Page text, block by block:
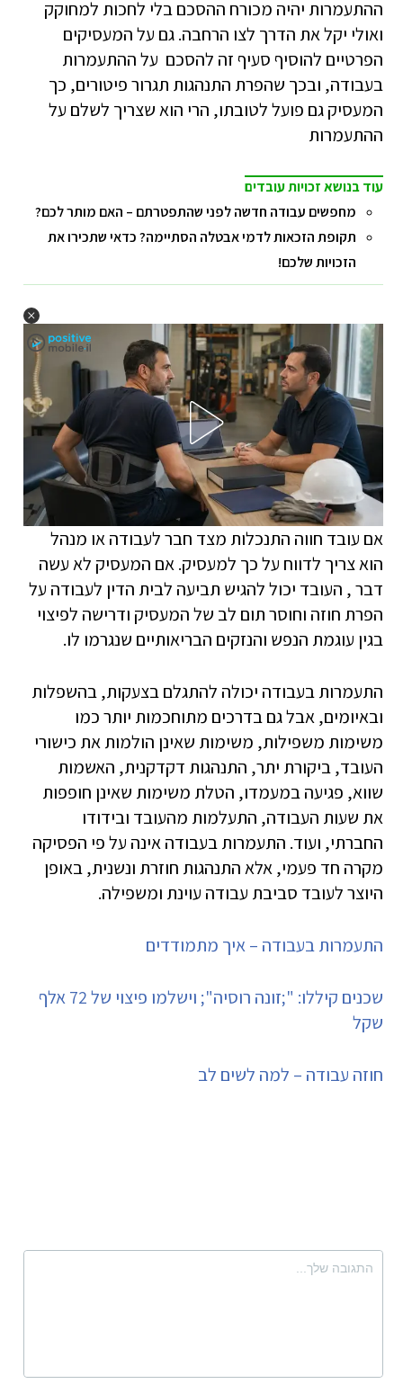
ההתעמרות יהיה מכורח ההסכם בלי לחכות למחוקק
ואולי יקל את הדרך לצו הרחבה. גם על המעסיקים
הפרטיים להוסיף סעיף זה להסכם על ההתעמרות
בעבודה, ובכך שהפרת התנהגות תגרור פיטורים, כך
המעסיק גם פועל לטובתו, הרי הוא שצריך לשלם על
ההתעמרות
עוד בנושא זכויות עובדים
מחפשים עבודה חדשה לפני שהתפטרתם – האם מותר לכם?
תקופת הזכאות לדמי אבטלה הסתיימה? כדאי שתכירו את
הזכויות שלכם!
אם עובד חווה התנכלות מצד חבר לעבודה או מנהל
הוא צריך לדווח על כך למעסיק. אם המעסיק לא עשה
דבר , העובד יכול להגיש תביעה לבית הדין לעבודה על
הפרת חוזה וחוסר תום לב של המעסיק ודרישה לפיצוי
בגין עוגמת הנפש והנזקים הבריאותיים שנגרמו לו.
התעמרות בעבודה יכולה להתגלם בצעקות, בהשפלות
ובאיומים, אבל גם בדרכים מתוחכמות יותר כמו
משימות משפילות, משימות שאינן הולמות את כישורי
העובד, ביקורת יתר, התנהגות דקדקנית, האשמות
שווא, פגיעה במעמדו, הטלת משימות שאינן חופפות
את שעות העבודה, התעלמות מהעובד ובידודו
החברתי, ועוד. התעמרות בעבודה אינה על פי הפסיקה
מקרה חד פעמי, אלא התנהגות חוזרת ונשנית, באופן
היוצר לעובד סביבת עבודה עוינת ומשפילה.
התעמרות בעבודה – איך מתמודדים
שכנים קיללו: ";זונה רוסיה"; וישלמו פיצוי של 72 אלף
שקל
חוזה עבודה – למה לשים לב